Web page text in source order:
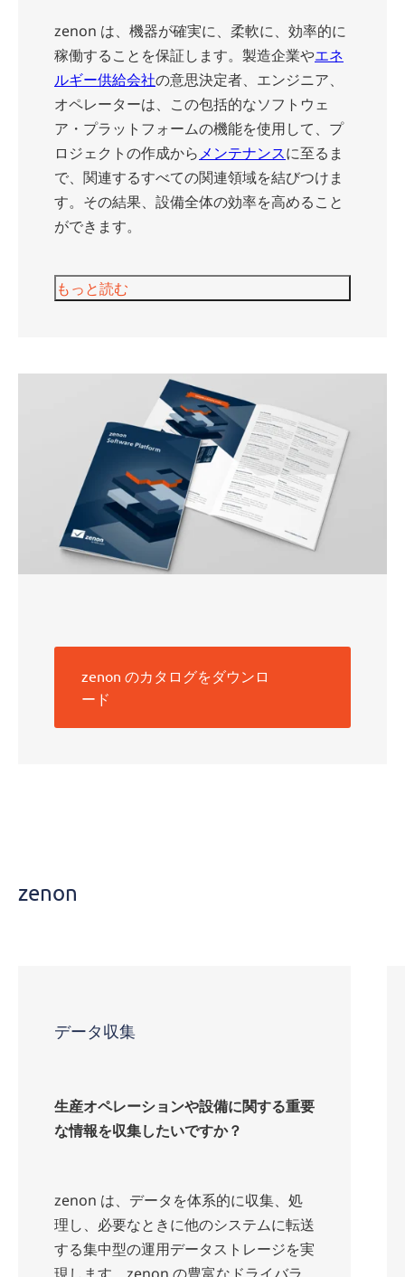
zenon は、機器が確実に、柔軟に、効率的に
稼働することを保証します。製造企業やエネ
ルギー供給会社の意思決定者、エンジニア、
オペレーターは、この包括的なソフトウェ
ア・プラットフォームの機能を使用して、プ
ロジェクトの作成からメンテナンスに至るま
で、関連するすべての関連領域を結びつけま
す。その結果、設備全体の効率を高めること
ができます。
もっと読む
zenon のカタログをダウンロ
ード
き
zenon
データ収集
生産オペレーションや設備に関する重要
な情報を収集したいですか？
zenon は、データを体系的に収集、処
理し、必要なときに他のシステムに転送
する集中型の運用データストレージを実
現します。zenon の豊富なドライバラ